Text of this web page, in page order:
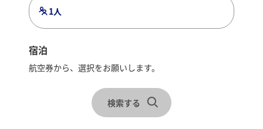
1人
宿泊
航空券から、選択をお願いします。
宿泊地を選択
検索する